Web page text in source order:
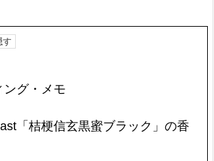
ング・メモ
「桔梗信玄黒蜜ブラック」の香